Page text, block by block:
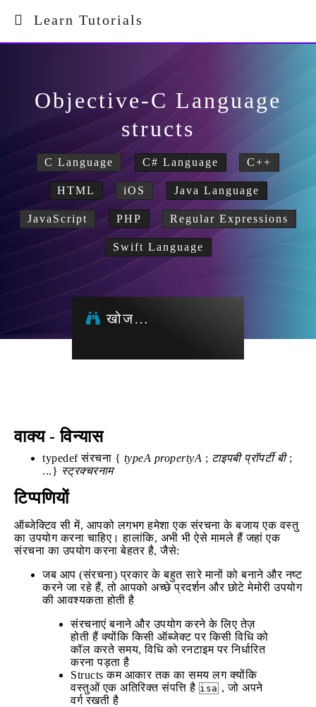
Learn Tutorials
Objective-C Language
structs
C Language C# Language C++
HTML iOS Java Language
JavaScript PHP Regular Expressions
Swift Language
खोज…
वाक्य - विन्यास
typedef संरचना { typeA propertyA ; टाइपबी प्रॉपर्टी बी;
...} स्ट्रक्चरनाम
टिप्पणियों
ऑब्जेक्टिव सी में, आपको लगभग हमेशा एक संरचना के बजाय एक वस्तु
का उपयोग करना चाहिए। हालांकि, अभी भी ऐसे मामले हैं जहां एक
संरचना का उपयोग करना बेहतर है, जैसे:
जब आप (संरचना) प्रकार के बहुत सारे मानों को बनाने और नष्ट
करने जा रहे हैं, तो आपको अच्छे प्रदर्शन और छोटे मेमोरी उपयोग
की आवश्यकता होती है
संरचनाएं बनाने और उपयोग करने के लिए तेज़
होती हैं क्योंकि किसी ऑब्जेक्ट पर किसी विधि को
कॉल करते समय, विधि को रनटाइम पर निर्धारित
करना पड़ता है
Structs कम आकार तक का समय लग क्योंकि
वस्तुओं एक अतिरिक्त संपत्ति है isa , जो अपने
वर्ग रखती है